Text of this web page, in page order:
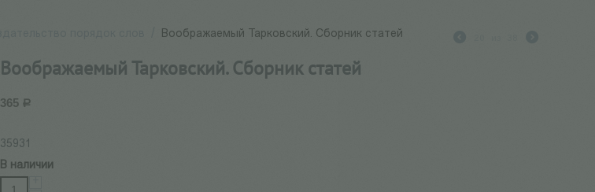
Воображаемый Тарковский. Сборник статей
Воображаемый Тарковский. Сборник статей
365 Р
35931
В наличии